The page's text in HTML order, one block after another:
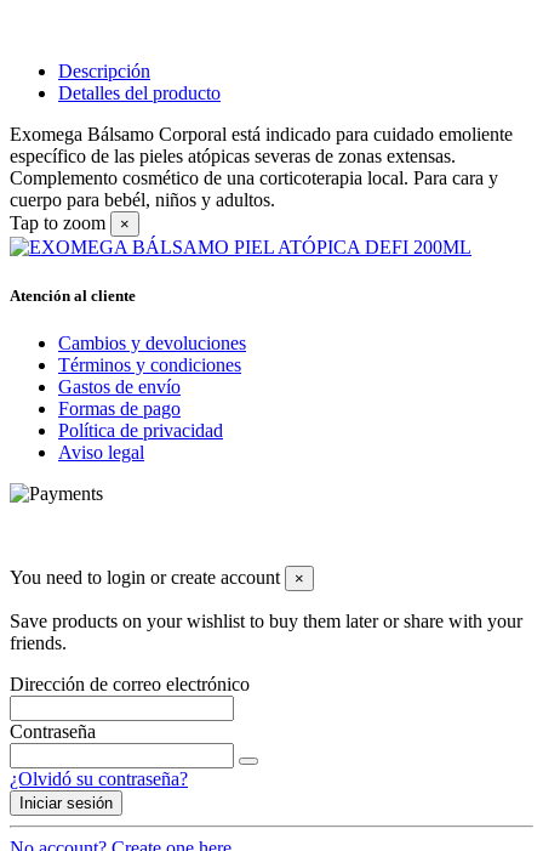
Descripción
Detalles del producto
Exomega Bálsamo Corporal está indicado para cuidado emoliente
específico de las pieles atópicas severas de zonas extensas.
Complemento cosmético de una corticoterapia local. Para cara y
cuerpo para bebél, niños y adultos.
Tap to zoom
×
Atención al cliente
Cambios y devoluciones
Términos y condiciones
Gastos de envío
Formas de pago
Política de privacidad
Aviso legal
You need to login or create account ×
Save products on your wishlist to buy them later or share with your
friends.
Dirección de correo electrónico
Contraseña
¿Olvidó su contraseña?
Iniciar sesión